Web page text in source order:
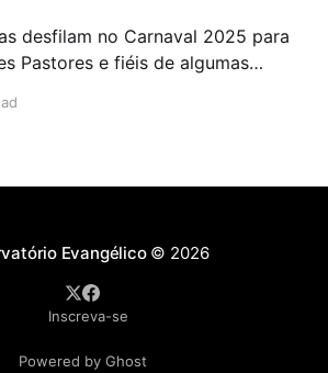
desfilam no Carnaval 2025 para
Evangélico© 2026
Inscreva-se
Powered by Ghost